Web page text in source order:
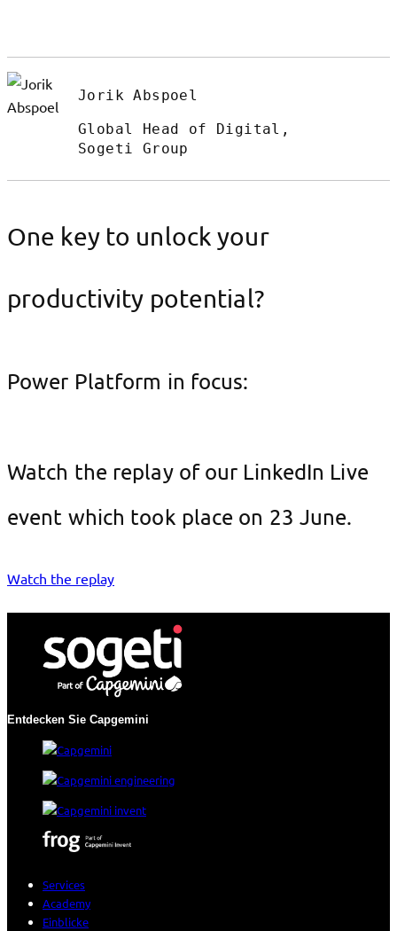
Jorik Abspoel
Global Head of Digital,
Sogeti Group
One key to unlock your
productivity potential?
Power Platform in focus:
Watch the replay of our LinkedIn Live
event which took place on 23 June.
Watch the replay
Entdecken Sie Capgemini
Services
Academy
Einblicke